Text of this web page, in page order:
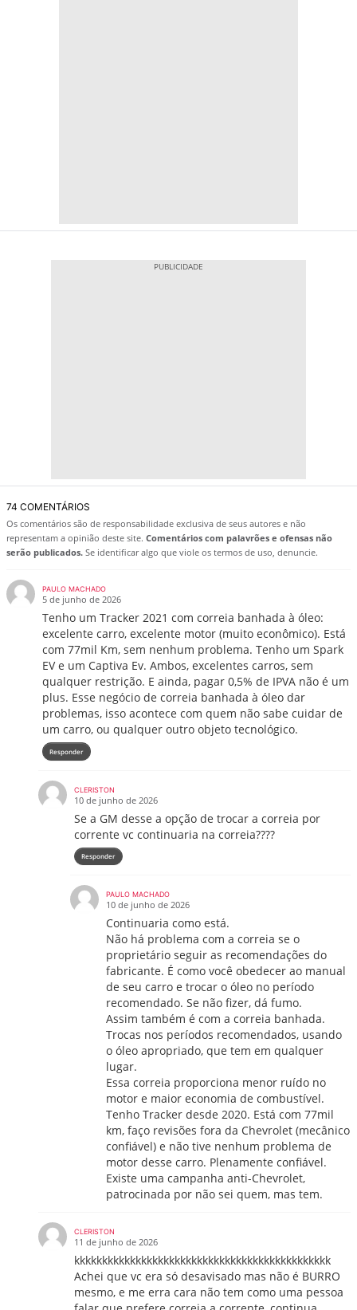
74 COMENTÁRIOS
Os comentários são de responsabilidade exclusiva de seus autores e não
representam a opinião deste site. Comentários com palavrões e ofensas não
serão publicados. Se identificar algo que viole os termos de uso, denuncie.
PAULO MACHADO
5 de junho de 2026
Tenho um Tracker 2021 com correia banhada à óleo:
excelente carro, excelente motor (muito econômico). Está
com 77mil Km, sem nenhum problema. Tenho um Spark
EV e um Captiva Ev. Ambos, excelentes carros, sem
qualquer restrição. E ainda, pagar 0,5% de IPVA não é um
plus. Esse negócio de correia banhada à óleo dar
problemas, isso acontece com quem não sabe cuidar de
um carro, ou qualquer outro objeto tecnológico.
Responder
CLERISTON
10 de junho de 2026
Se a GM desse a opção de trocar a correia por
corrente vc continuaria na correia????
Responder
PAULO MACHADO
10 de junho de 2026
Continuaria como está.
Não há problema com a correia se o
proprietário seguir as recomendações do
fabricante. É como você obedecer ao manual
de seu carro e trocar o óleo no período
recomendado. Se não fizer, dá fumo.
Assim também é com a correia banhada.
Trocas nos períodos recomendados, usando
o óleo apropriado, que tem em qualquer
lugar.
Essa correia proporciona menor ruído no
motor e maior economia de combustível.
Tenho Tracker desde 2020. Está com 77mil
km, faço revisões fora da Chevrolet (mecânico
confiável) e não tive nenhum problema de
motor desse carro. Plenamente confiável.
Existe uma campanha anti-Chevrolet,
patrocinada por não sei quem, mas tem.
CLERISTON
11 de junho de 2026
kkkkkkkkkkkkkkkkkkkkkkkkkkkkkkkkkkkkkkkkkkkkkk
Achei que vc era só desavisado mas não é BURRO
mesmo, e me erra cara não tem como uma pessoa